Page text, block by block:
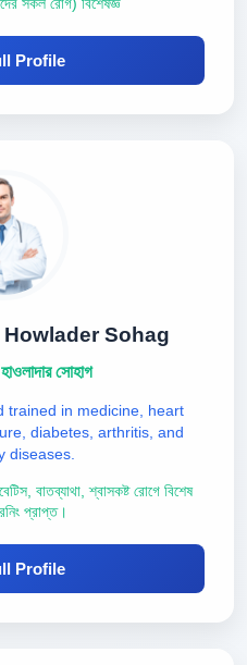
সকল রোগ) বিশেষজ্ঞ
Profile
Sohag
সোহাগ
trained in medicine, heart
diabetes, arthritis, and
diseases.
বাতব্যাথা, শ্বাসকষ্ট রোগে বিশেষ
প্রাপ্ত।
Profile